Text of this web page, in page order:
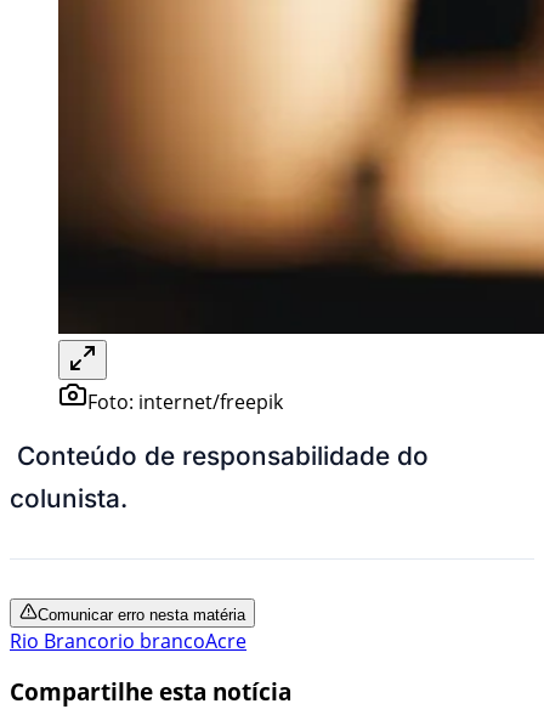
Foto: internet/freepik
Conteúdo de responsabilidade do
colunista.
Comunicar erro nesta matéria
Rio Brancorio brancoAcre
Compartilhe esta notícia